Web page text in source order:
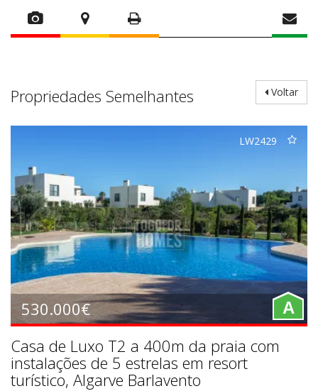
Voltar
Propriedades Semelhantes
LW2429
530.000€ A
Casa de Luxo T2 a 400m da praia com
instalações de 5 estrelas em resort
turístico, Algarve Barlavento